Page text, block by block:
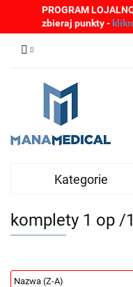
PROGRAM
zbieraj punkty -
Kategorie
komplety 1 op /